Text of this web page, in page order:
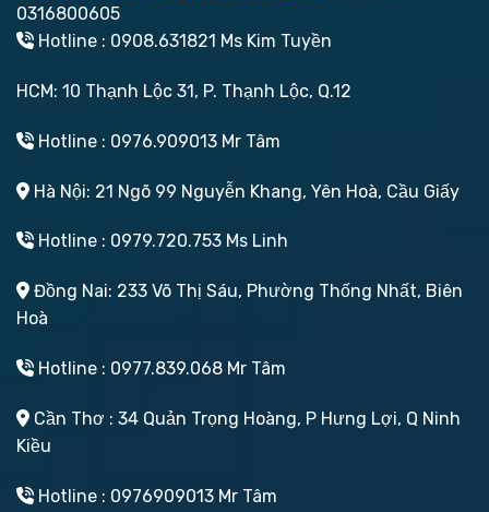
0316800605
Hotline : 0908.631821 Ms Kim Tuyền
HCM: 10 Thạnh Lộc 31, P. Thạnh Lộc, Q.12
Hotline : 0976.909013 Mr Tâm
Hà Nội: 21 Ngõ 99 Nguyễn Khang, Yên Hoà, Cầu Giấy
Hotline : 0979.720.753 Ms Linh
Đồng Nai: 233 Võ Thị Sáu, Phường Thống Nhất, Biên
Hoà
Hotline : 0977.839.068 Mr Tâm
Cần Thơ : 34 Quản Trọng Hoàng, P Hưng Lợi, Q Ninh
Kiều
Hotline : 0976909013 Mr Tâm